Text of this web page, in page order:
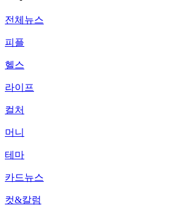
전체뉴스
피플
헬스
라이프
컬처
머니
테마
카드뉴스
컷&칼럼